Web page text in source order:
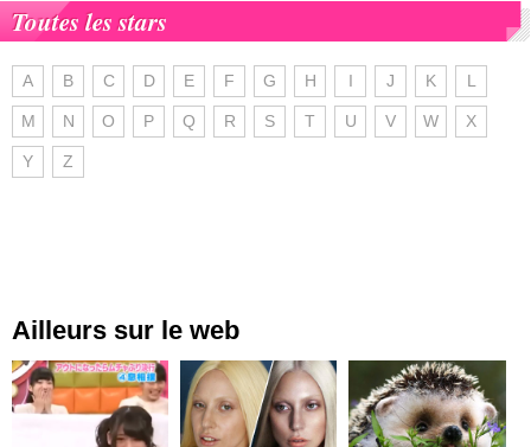
Toutes les stars
A B C D E F G H I J K L
M N O P Q R S T U V W X
Y Z
Ailleurs sur le web